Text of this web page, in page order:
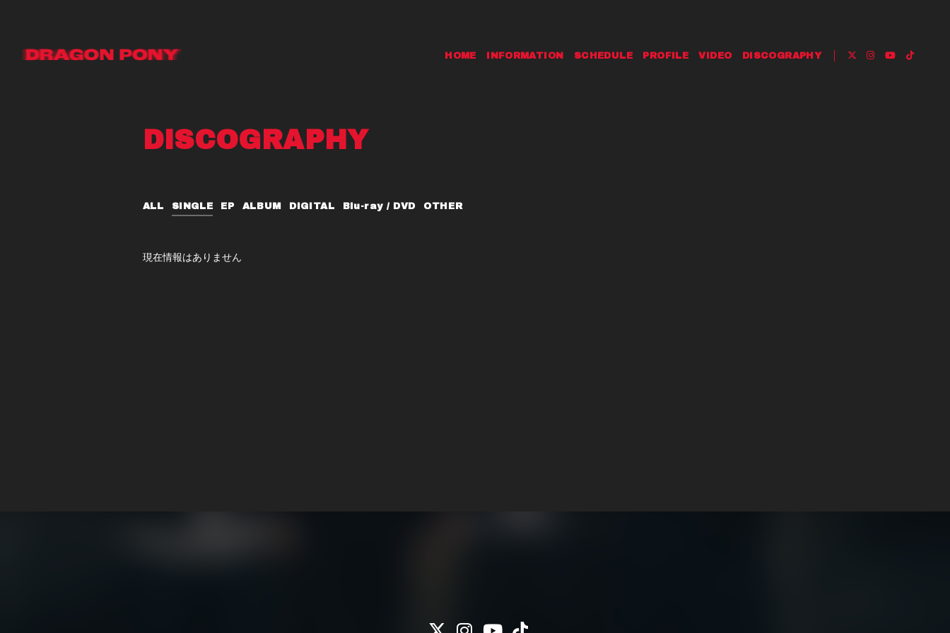
HOME INFORMATION SCHEDULE PROFILE VIDEO DISCOGRAPHY
DISCOGRAPHY
ALL SINGLE EP ALBUM DIGITAL Blu-ray / DVD OTHER
現在情報はありません